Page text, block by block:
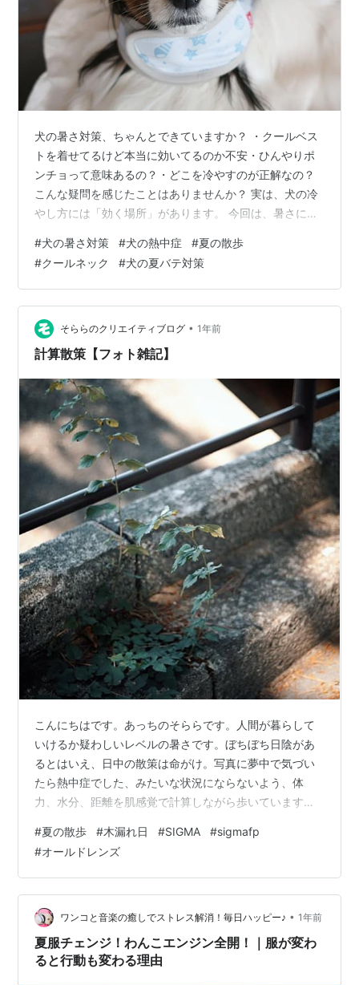
犬の暑さ対策、ちゃんとできていますか？ ・クールベス
トを着せてるけど本当に効いてるのか不安・ひんやりポ
ンチョって意味あるの？・どこを冷やすのが正解なの？
こんな疑問を感じたことはありませんか？ 実は、犬の冷
やし方には「効く場所」があります。 今回は、暑さに弱
ンチョの使い方と効果をリアルにレビューします。
※2026年7月追記あり 本格的な暑さになって4か月使用し
た感想を追記しました。現在、一番おすすめしている使
い方も紹介しています。 💤 お嬢様、春の陽気でとろける
(^_^;)なんとも自堕落なお嬢様のお昼寝姿。 気温が上がり
始めると、丸まって…
#犬の暑さ対策 #犬の熱中症 #夏の散歩
#クールネック #犬の夏バテ対策
そららのクリエイティブログ • 1年前
計算散策【フォト雑記】
こんにちはです。あっちのそららです。人間が暮らして
いけるか疑わしいレベルの暑さです。ぼちぼち日陰があ
るとはいえ、日中の散策は命がけ。写真に夢中で気づい
たら熱中症でした、みたいな状況にならないよう、体
力、水分、距離を肌感覚で計算しながら歩いています。
した緑は酷暑の対価。 SIGMA fpのバッテリーの持ちの悪
さに救われている。 ランキング参加中写真・カメラ
#夏の散歩 #木漏れ日 #SIGMA #sigmafp
#オールドレンズ
ワンコと音楽の癒しでストレス解消！毎日ハッピー♪ • 1年前
夏服チェンジ！わんこエンジン全開！｜服が変わ
ると行動も変わる理由